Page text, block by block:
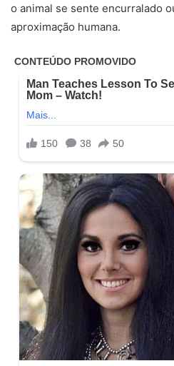
o animal se sente encurralado
aproximação humana.